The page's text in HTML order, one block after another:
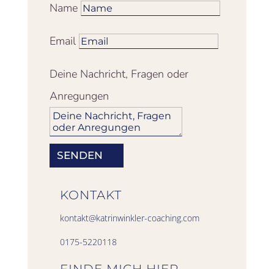
Name
Email
Deine Nachricht, Fragen oder
Anregungen
SENDEN
KONTAKT
kontakt@katrinwinkler-coaching.com
0175-5220118